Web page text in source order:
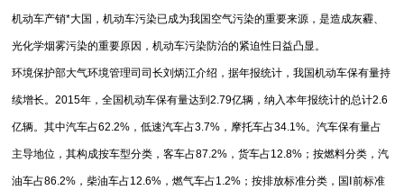
机动车产销*大国，机动车污染已成为我国空气污染的重要来源，是造成灰霾、
光化学烟雾污染的重要原因，机动车污染防治的紧迫性日益凸显。
环境保护部大气环境管理司司长刘炳江介绍，据年报统计，我国机动车保有量持
续增长。2015年，全国机动车保有量达到2.79亿辆，纳入本年报统计的总计2.6
亿辆。其中汽车占62.2%，低速汽车占3.7%，摩托车占34.1%。汽车保有量占
主导地位，其构成按车型分类，客车占87.2%，货车占12.8%；按燃料分类，汽
油车占86.2%，柴油车占12.6%，燃气车占1.2%；按排放标准分类，国Ⅰ前标准